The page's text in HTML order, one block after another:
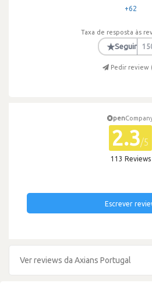
+62
Taxa de resposta às
★Seguir
Pedir review
pen
2.3/5
113 Reviews
Escrever
Ver reviews da Axians Portugal